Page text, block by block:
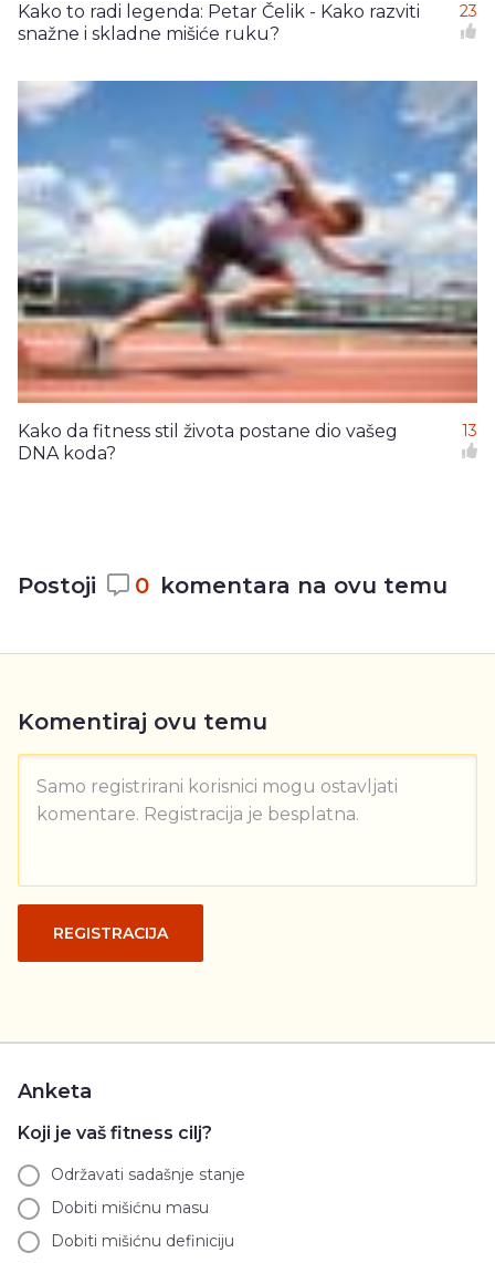
Kako to radi legenda: Petar Čelik - Kako razviti
snažne i skladne mišiće ruku?
23
Kako da fitness stil života postane dio vašeg
DNA koda?
13
Postoji 0 komentara na ovu temu
Komentiraj ovu temu
Samo registrirani korisnici mogu ostavljati
komentare. Registracija je besplatna.
REGISTRACIJA
Anketa
Koji je vaš fitness cilj?
Održavati sadašnje stanje
Dobiti mišićnu masu
Dobiti mišićnu definiciju